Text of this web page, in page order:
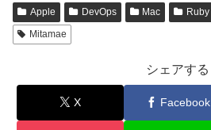
Apple DevOps Mac Ruby
Mitamae
シェアする
X Facebook